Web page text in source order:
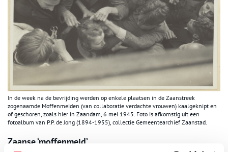
In de week na de bevrijding werden op enkele plaatsen in de Zaanstreek
zogenaamde Moffenmeiden (van collaboratie verdachte vrouwen) kaalgeknipt en
of geschoren, zoals hier in Zaandam, 6 mei 1945. Foto is afkomstig uit een
fotoalbum van P.P. de Jong (1894-1955), collectie Gemeentearchief Zaanstad.
Zaanse ‘moffenmeid’